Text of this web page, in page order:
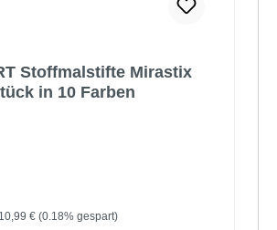
Stoffmalstifte Mirastix
in 10 Farben
Regulärer Preis:
10,99 € (0.18% gespart)